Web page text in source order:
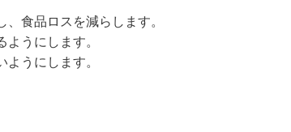
食品ロスを減らします。
うにします。
うにします。